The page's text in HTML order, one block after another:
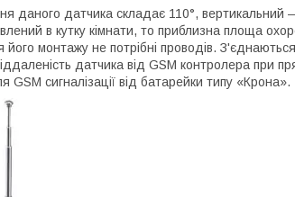
даного датчика складає 110°,
в кутку кімнати, то приблизна площа
монтажу не потрібні проводів.
датчика від GSM контролера при
сигналізації від батарейки типу «Крона».